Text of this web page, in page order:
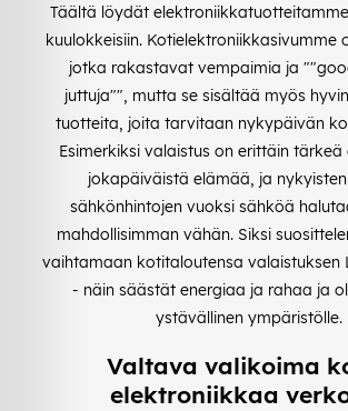
Täältä löydät
kuulokkeisiin. Kotielektroniikkasivumme
jotka rakastavat vempaimia ja
juttuja"", mutta se sisältää myös
tuotteita, joita tarvitaan nykypäivän
Esimerkiksi valaistus on erittäin tärkeä
jokapäiväistä elämää, ja
sähkönhintojen vuoksi sähköä
mahdollisimman vähän. Siksi
vaihtamaan kotitaloutensa valaistuksen
- näin säästät energiaa ja rahaa ja
ystävällinen ympäristölle.
Valtava valikoima
elektroniikkaa